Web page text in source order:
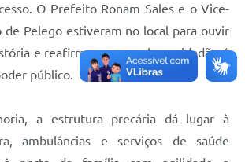
O Prefeito Ronam Sales e o Vice-
Pelego estiveram no local para ouvir
e reafirmar que nenhum cidadão é
público.
a estrutura precária dá lugar à
ambulâncias e serviços de saúde